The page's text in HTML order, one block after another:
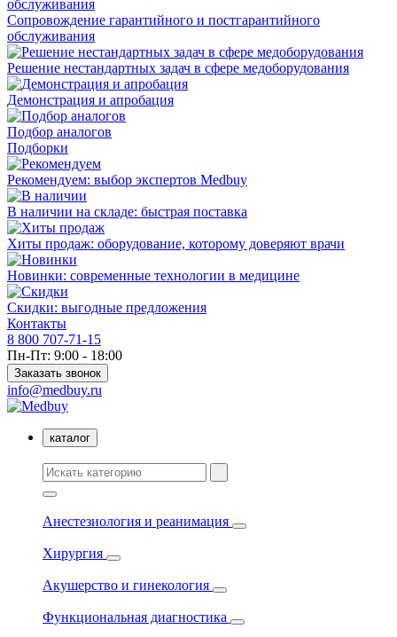
Сопровождение гарантийного и постгарантийного
обслуживания
Решение нестандартных задач в сфере медоборудования
Демонстрация и апробация
Подбор аналогов
Подборки
Рекомендуем: выбор экспертов Medbuy
В наличии на складе: быстрая поставка
Хиты продаж: оборудование, которому доверяют врачи
Новинки: современные технологии в медицине
Скидки: выгодные предложения
Контакты
8 800 707-71-15
Пн-Пт: 9:00 - 18:00
Заказать звонок
info@medbuy.ru
каталог
Анестезиология и реанимация
Хирургия
Акушерство и гинекология
Функциональная диагностика